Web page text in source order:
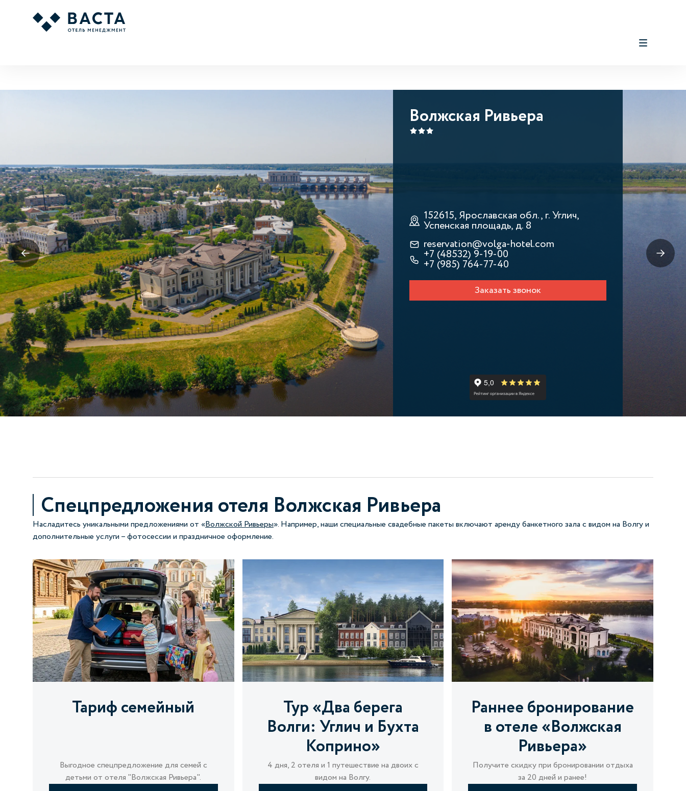
Волжская Ривьера
152615, Ярославская обл., г. Углич,
Успенская площадь, д. 8
reservation@volga-hotel.com
+7 (48532) 9-19-00
+7 (985) 764-77-40
Заказать звонок
Спецпредложения отеля Волжская Ривьера
Насладитесь уникальными предложениями от «Волжской Ривьеры». Например, наши специальные свадебные пакеты включают аренду банкетного зала с видом на Волгу и
дополнительные услуги – фотосессии и праздничное оформление.
Тариф семейный
Выгодное спецпредложение для семей с
детьми от отеля "Волжская Ривьера".
Тур «Два берега
Волги: Углич и Бухта
Коприно»
4 дня, 2 отеля и 1 путешествие на двоих с
видом на Волгу.
Раннее бронирование
в отеле «Волжская
Ривьера»
Получите скидку при бронировании отдыха
за 20 дней и ранее!